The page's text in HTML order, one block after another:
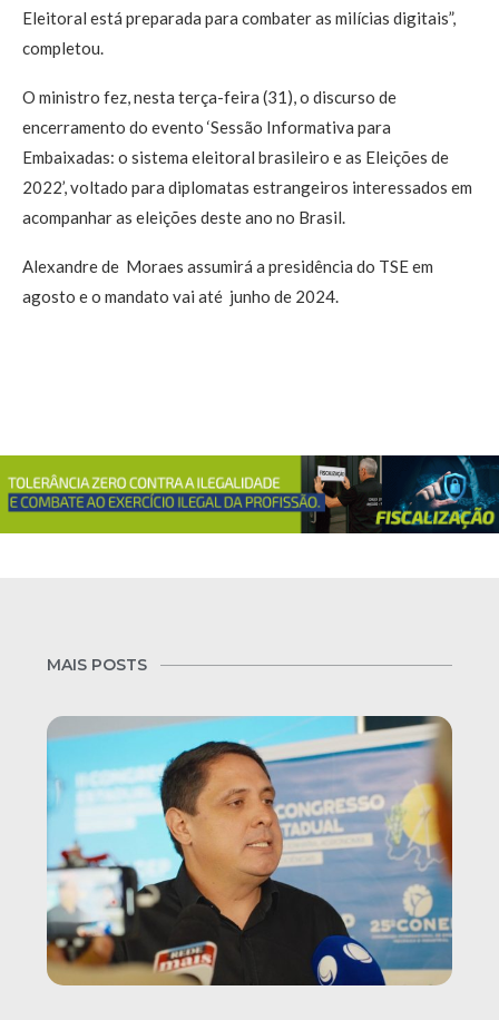
Eleitoral está preparada para combater as milícias digitais”,
completou.
O ministro fez, nesta terça-feira (31), o discurso de
encerramento do evento ‘Sessão Informativa para
Embaixadas: o sistema eleitoral brasileiro e as Eleições de
2022’, voltado para diplomatas estrangeiros interessados em
acompanhar as eleições deste ano no Brasil.
Alexandre de Moraes assumirá a presidência do TSE em
agosto e o mandato vai até junho de 2024.
MAIS POSTS